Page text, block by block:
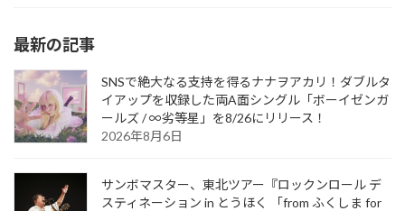
最新の記事
SNSで絶大なる支持を得るナナヲアカリ！ダブルタ
イアップを収録した両A面シングル「ボーイゼンガ
ールズ / ∞劣等星」を8/26にリリース！
2026年8月6日
サンボマスター、東北ツアー『ロックンロール デ
スティネーション in とうほく 「from ふくしま for